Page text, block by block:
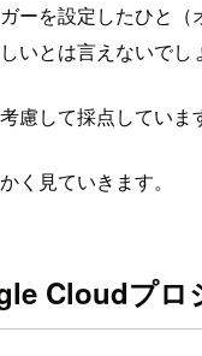
ーを設定したひと
いとは言えないでし
慮して採点していま
く見ていきます。
Cloudプ